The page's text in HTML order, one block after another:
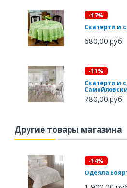
-17%
Скатерти и
680,00 руб.
-11%
Скатерти и
780,00 руб.
Другие товары магазина
-14%
Одеяла